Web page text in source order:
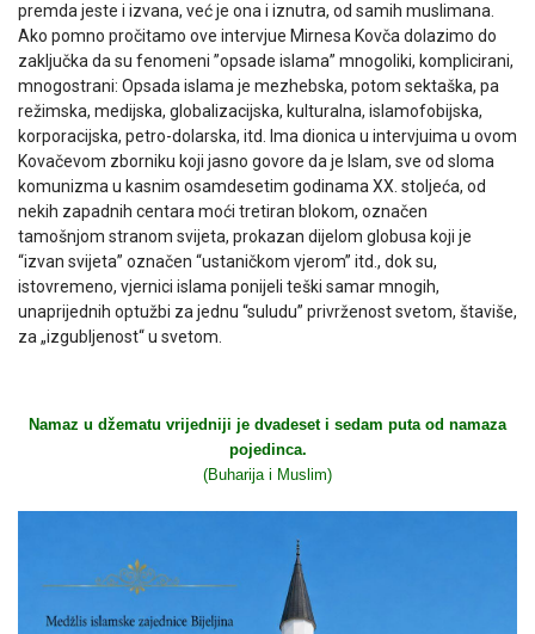
premda jeste i izvana, već je ona i iznutra, od samih muslimana.
Ako pomno pročitamo ove intervjue Mirnesa Kovča dolazimo do
zaključka da su fenomeni ”opsade islama” mnogoliki, komplicirani,
mnogostrani: Opsada islama je mezhebska, potom sektaška, pa
režimska, medijska, globalizacijska, kulturalna, islamofobijska,
korporacijska, petro-dolarska, itd. Ima dionica u intervjuima u ovom
Kovačevom zborniku koji jasno govore da je Islam, sve od sloma
komunizma u kasnim osamdesetim godinama XX. stoljeća, od
nekih zapadnih centara moći tretiran blokom, označen
tamošnjom stranom svijeta, prokazan dijelom globusa koji je
“izvan svijeta” označen “ustaničkom vjerom” itd., dok su,
istovremeno, vjernici islama ponijeli teški samar mnogih,
unaprijednih optužbi za jednu “suludu” privrženost svetom, štaviše,
za „izgubljenost“ u svetom.
Namaz u džematu vrijedniji je dvadeset i sedam puta od namaza
pojedinca.
(Buharija i Muslim)